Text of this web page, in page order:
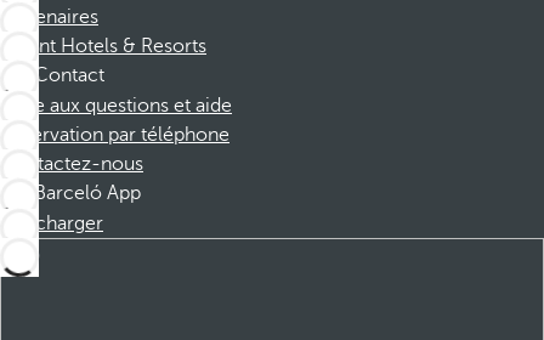
Partenaires
Dorint Hotels & Resorts
Contact
Foire aux questions et aide
Réservation par téléphone
Contactez-nous
Barceló App
Télécharger